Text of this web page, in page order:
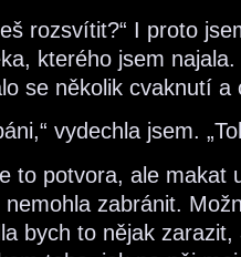
rozsvítit?“ I proto
kterého jsem
se několik cvaknutí
vydechla jsem.
to potvora, ale makat
nemohla zabránit.
bych to nějak